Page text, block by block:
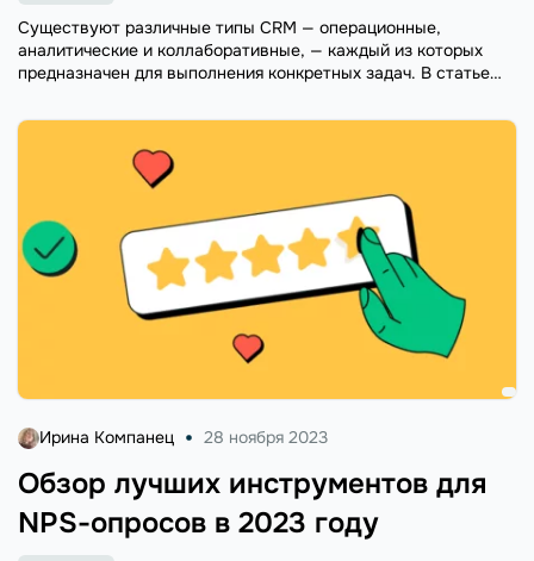
Существуют различные типы CRM — операционные,
аналитические и коллаборативные, — каждый из которых
предназначен для выполнения конкретных задач. В статье
лучше всего подходят.
Обзор лучших инструментов для
NPS-опросов в 2023 году
Ирина Компанец 28 ноября 2023